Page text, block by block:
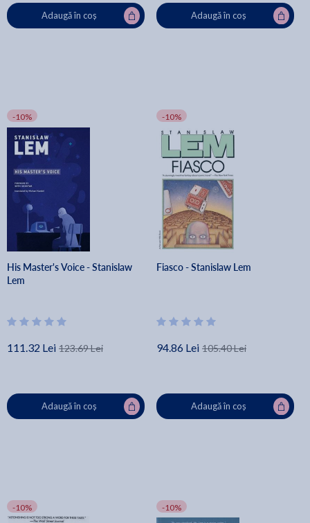
Adaugă în coș Adaugă în coș
-10%
His Master's Voice - Stanislaw
Lem
111.32 Lei 123.69 Lei
Adaugă în coș
-10%
Fiasco - Stanislaw Lem
94.86 Lei 105.40 Lei
Adaugă în coș
-10% -10%